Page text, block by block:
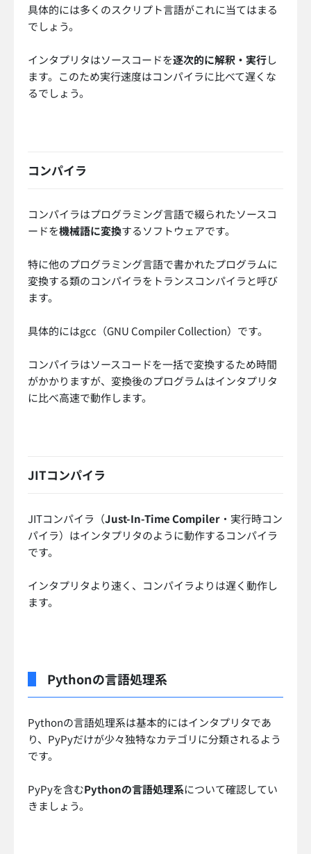
具体的には多くのスクリプト言語がこれに当てはまる
でしょう。
インタプリタはソースコードを逐次的に解釈・実行し
ます。このため実行速度はコンパイラに比べて遅くな
るでしょう。
コンパイラ
コンパイラはプログラミング言語で綴られたソースコ
ードを機械語に変換するソフトウェアです。
特に他のプログラミング言語で書かれたプログラムに
変換する類のコンパイラをトランスコンパイラと呼び
ます。
具体的にはgcc（GNU Compiler Collection）です。
コンパイラはソースコードを一括で変換するため時間
がかかりますが、変換後のプログラムはインタプリタ
に比べ高速で動作します。
JITコンパイラ
JITコンパイラ（Just-In-Time Compiler ・実行時コン
パイラ）はインタプリタのように動作するコンパイラ
です。
インタプリタより速く、コンパイラよりは遅く動作し
ます。
Pythonの言語処理系
Pythonの言語処理系は基本的にはインタプリタであ
り、PyPyだけが少々独特なカテゴリに分類されるよう
です。
PyPyを含むPythonの言語処理系について確認してい
きましょう。